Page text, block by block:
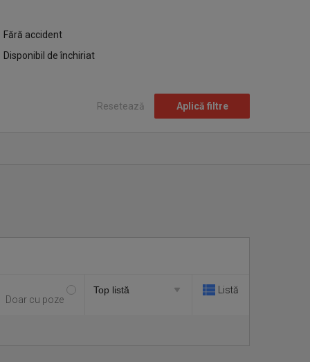
Fără accident
Disponibil de închiriat
Resetează Aplică filtre
Doar cu poze
Listă